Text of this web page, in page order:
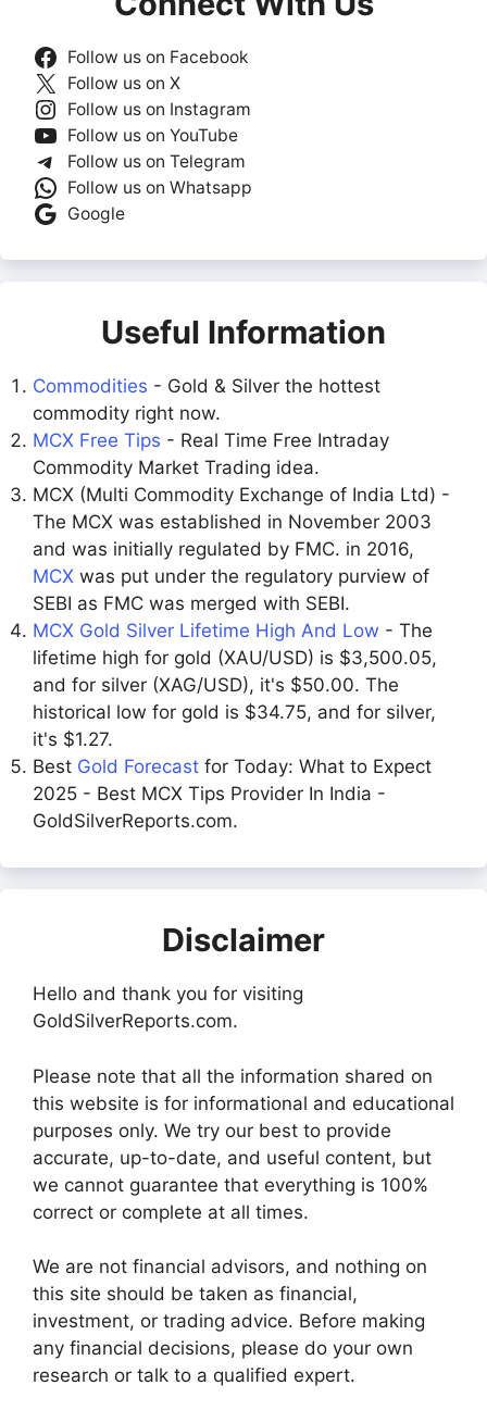
Follow us on Facebook
Follow us on X
Follow us on Instagram
Follow us on YouTube
Follow us on Telegram
Follow us on Whatsapp
Google
Useful Information
Commodities - Gold & Silver the hottest
commodity right now.
MCX Free Tips - Real Time Free Intraday
Commodity Market Trading idea.
MCX (Multi Commodity Exchange of India Ltd) -
The MCX was established in November 2003
and was initially regulated by FMC. in 2016,
MCX was put under the regulatory purview of
SEBI as FMC was merged with SEBI.
MCX Gold Silver Lifetime High And Low - The
lifetime high for gold (XAU/USD) is $3,500.05,
and for silver (XAG/USD), it's $50.00. The
historical low for gold is $34.75, and for silver,
it's $1.27.
Best Gold Forecast for Today: What to Expect
2025 - Best MCX Tips Provider In India -
GoldSilverReports.com.
Disclaimer
Hello and thank you for visiting
GoldSilverReports.com.
Please note that all the information shared on
this website is for informational and educational
purposes only. We try our best to provide
accurate, up-to-date, and useful content, but
we cannot guarantee that everything is 100%
correct or complete at all times.
We are not financial advisors, and nothing on
this site should be taken as financial,
investment, or trading advice. Before making
any financial decisions, please do your own
research or talk to a qualified expert.